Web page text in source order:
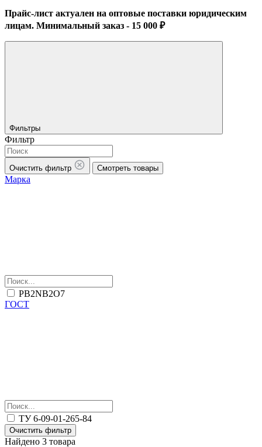
Прайс-лист актуален на оптовые поставки юридическим
лицам. Минимальный заказ - 15 000 ₽
Фильтры
Фильтр
Очистить фильтр Смотреть товары
Марка
PB2NB2O7
ГОСТ
ТУ 6-09-01-265-84
Очистить фильтр
Найдено 3 товара